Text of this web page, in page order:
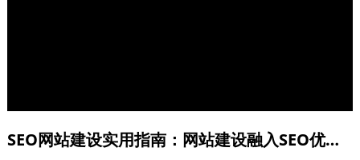
SEO网站建设实用指南：网站建设融入SEO优化技术会使站点更具有价